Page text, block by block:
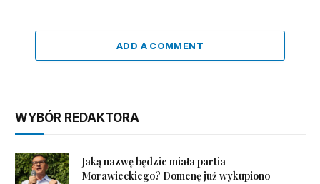
ADD A COMMENT
WYBÓR REDAKTORA
Jaką nazwę będzie miała partia
Morawieckiego? Domenę już wykupiono